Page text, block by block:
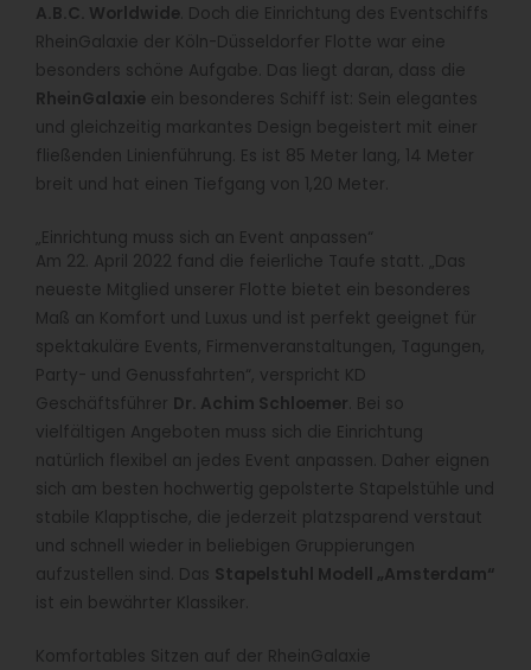
A.B.C. Worldwide . Doch die Einrichtung des Eventschiffs
RheinGalaxie der Köln-Düsseldorfer Flotte war eine
besonders schöne Aufgabe. Das liegt daran, dass die
RheinGalaxie ein besonderes Schiff ist: Sein elegantes
und gleichzeitig markantes Design begeistert mit einer
fließenden Linienführung. Es ist 85 Meter lang, 14 Meter
breit und hat einen Tiefgang von 1,20 Meter.
„Einrichtung muss sich an Event anpassen“
Am 22. April 2022 fand die feierliche Taufe statt. „Das
neueste Mitglied unserer Flotte bietet ein besonderes
Maß an Komfort und Luxus und ist perfekt geeignet für
spektakuläre Events, Firmenveranstaltungen, Tagungen,
Party- und Genussfahrten“, verspricht KD
Geschäftsführer Dr. Achim Schloemer . Bei so
vielfältigen Angeboten muss sich die Einrichtung
natürlich flexibel an jedes Event anpassen. Daher eignen
sich am besten hochwertig gepolsterte Stapelstühle und
stabile Klapptische, die jederzeit platzsparend verstaut
und schnell wieder in beliebigen Gruppierungen
aufzustellen sind. Das Stapelstuhl Modell „Amsterdam“
ist ein bewährter Klassiker.
Komfortables Sitzen auf der RheinGalaxie